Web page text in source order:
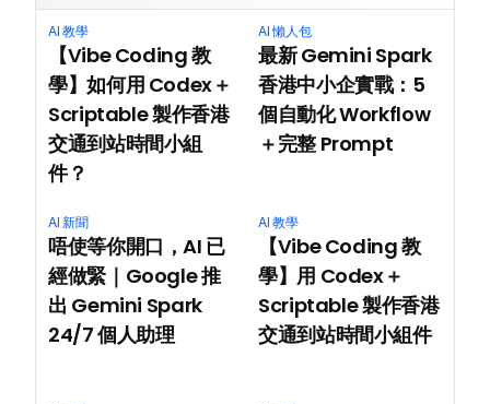
AI 教學
【Vibe Coding 教
學】如何用 Codex＋
Scriptable 製作香港
交通到站時間小組
件？
AI 懶人包
最新 Gemini Spark
香港中小企實戰：5
個自動化 Workflow
＋完整 Prompt
AI 新聞
唔使等你開口，AI 已
經做緊｜Google 推
出 Gemini Spark
24/7 個人助理
AI 教學
【Vibe Coding 教
學】用 Codex＋
Scriptable 製作香港
交通到站時間小組件